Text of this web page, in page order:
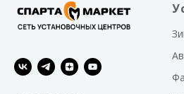
защищенной технологии через метку.
Благодаря GSM+GPS интерфейсу
обеспечивается возможность